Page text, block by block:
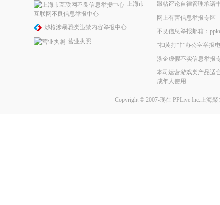
上海市
互联网不良信息举报中心
涉枪涉暴恐类违禁内容举报中心
营业执照
跟帖评论自律管理承诺
网上有害信息举报专区
不良信息举报邮箱：
“扫黄打非”办公室举报
涉企虚假不实信息举报
本司运营游戏类产品适
成年人使用
Copyright © 2007-现在 PPLive Inc.上海